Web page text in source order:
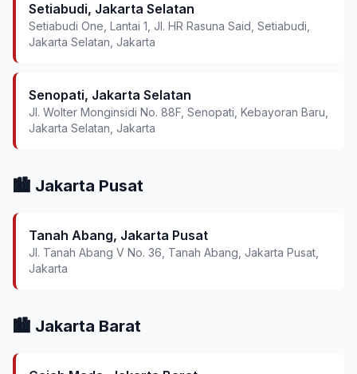
Setiabudi, Jakarta Selatan
Setiabudi One, Lantai 1, Jl. HR Rasuna Said, Setiabudi,
Jakarta Selatan, Jakarta
Senopati, Jakarta Selatan
Jl. Wolter Monginsidi No. 88F, Senopati, Kebayoran Baru,
Jakarta Selatan, Jakarta
🏙️ Jakarta Pusat
Tanah Abang, Jakarta Pusat
Jl. Tanah Abang V No. 36, Tanah Abang, Jakarta Pusat,
Jakarta
🏙️ Jakarta Barat